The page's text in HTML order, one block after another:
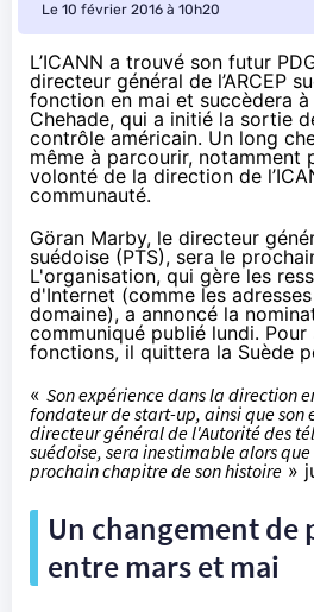
Le 10 février 2016 à 10h20
L’ICANN a trouvé son futur
directeur général de l’ARCEP
fonction en mai et succèdera à
Chehade, qui a initié la sortie
contrôle américain. Un long
même à parcourir, notamment
volonté de la direction de
communauté.
Göran Marby, le directeur
suédoise (PTS), sera le
L'organisation, qui gère les
d'Internet (comme les
domaine), a annoncé la
communiqué publié lundi. Pour
fonctions, il quittera la Suède
« Son expérience dans la direction
fondateur de start-up, ainsi que son
directeur général de l'Autorité des
suédoise, sera inestimable alors
prochain chapitre de son histoire »
Un changement de
entre mars et mai